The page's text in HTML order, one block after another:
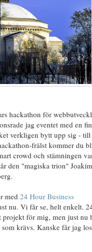
hackathon för
jag eventet med en fin
verkligen bytt upp sig - till
frälst kommer du
crowd och stämningen
den "magiska trion" Joakim
med 24 Hour Business
nu. Vi får se, helt enkelt.
för mig, men just nu
krävs. Kanske får jag